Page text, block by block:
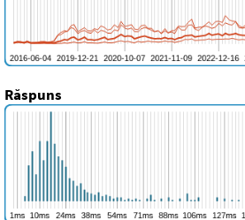
Răspuns